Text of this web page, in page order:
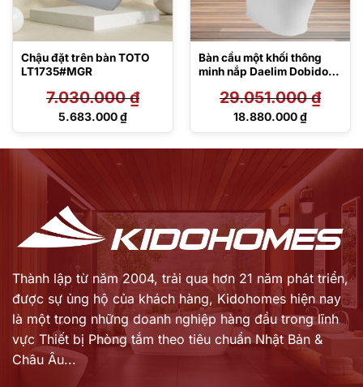
Chậu đặt trên bàn TOTO
LT1735#MGR
7.030.000₫
Giá
5.683.000₫
Giá
Bàn cầu một khối thông
minh nắp Daelim Dobidos
29.051.000₫
Giá
29.051.000 ₫.
18.880.000₫
Giá
18.880.000 ₫.
Thành lập từ năm 2004, trải qua hơn 21 năm phát triển,
được sự ủng hộ của khách hàng, Kidohomes hiện nay
là một trong những doanh nghiệp hàng đầu trong lĩnh
vực Thiết bị Phòng tắm theo tiêu chuẩn Nhật Bản &
Châu Âu...